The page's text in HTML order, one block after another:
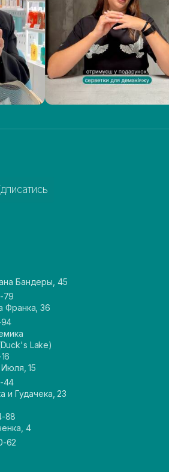
Бандеры, 45
79
Франка, 36
Lake)
Июля, 15
44
и Гудачека, 23
88
4
62